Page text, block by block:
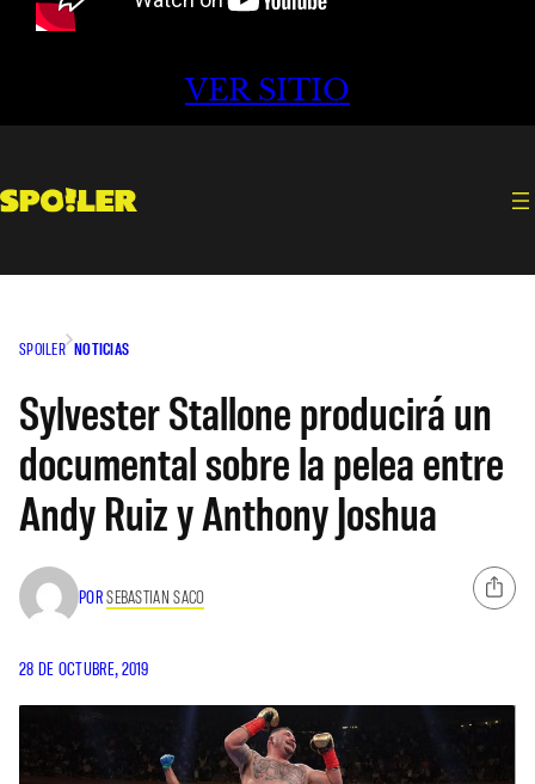
VER SITIO
SPOILER NOTICIAS
Sylvester Stallone producirá un
documental sobre la pelea entre
Andy Ruiz y Anthony Joshua
PORSEBASTIAN SACO
28 DE OCTUBRE, 2019